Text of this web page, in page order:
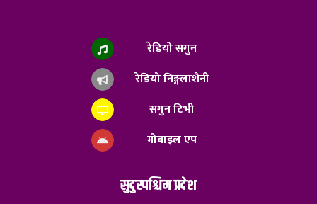
रेडियो सगुन
रेडियो निङ्गलाशैनी
सगुन टिभी
मोबाइल एप
सुदुरपश्चिम प्रदेश